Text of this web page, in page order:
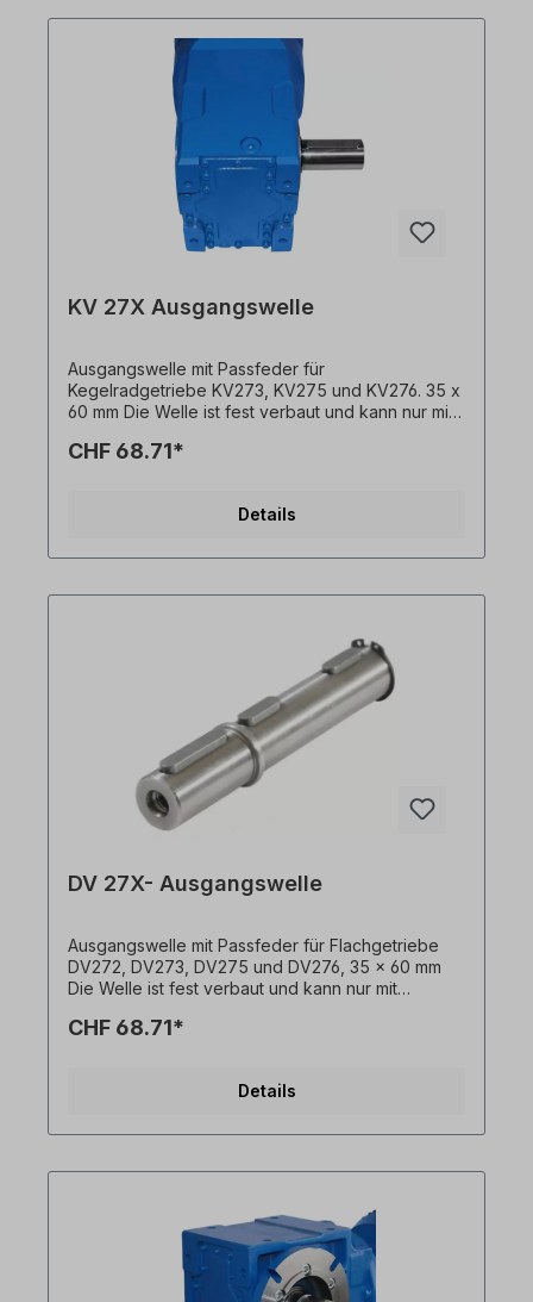
KV 27X Ausgangswelle
Ausgangswelle mit Passfeder für
Kegelradgetriebe KV273, KV275 und KV276. 35 x
60 mm Die Welle ist fest verbaut und kann nur mit
die Einbauseite an (ausgehend von Einbaulage
CHF 68.71*
Details
DV 27X- Ausgangswelle
Ausgangswelle mit Passfeder für Flachgetriebe
DV272, DV273, DV275 und DV276, 35 x 60 mm
Die Welle ist fest verbaut und kann nur mit
sind unverbindliche Beispiele! Technische
CHF 68.71*
Details